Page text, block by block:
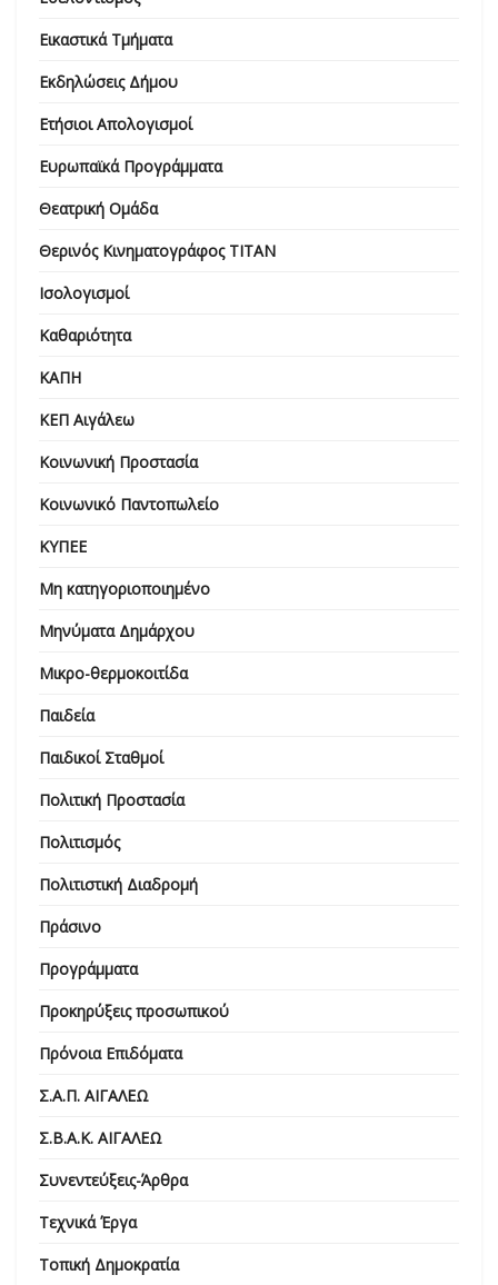
Εικαστικά Τμήματα
Εκδηλώσεις Δήμου
Ετήσιοι Απολογισμοί
Ευρωπαϊκά Προγράμματα
Θεατρική Ομάδα
Θερινός Κινηματογράφος ΤΙΤΑΝ
Ισολογισμοί
Καθαριότητα
ΚΑΠΗ
ΚΕΠ Αιγάλεω
Κοινωνική Προστασία
Κοινωνικό Παντοπωλείο
ΚΥΠΕΕ
Μη κατηγοριοποιημένο
Μηνύματα Δημάρχου
Μικρο-θερμοκοιτίδα
Παιδεία
Παιδικοί Σταθμοί
Πολιτική Προστασία
Πολιτισμός
Πολιτιστική Διαδρομή
Πράσινο
Προγράμματα
Προκηρύξεις προσωπικού
Πρόνοια Επιδόματα
Σ.Α.Π. ΑΙΓΑΛΕΩ
Σ.Β.Α.Κ. ΑΙΓΑΛΕΩ
Συνεντεύξεις-Άρθρα
Τεχνικά Έργα
Τοπική Δημοκρατία